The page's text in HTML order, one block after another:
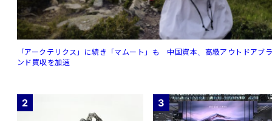
「アークテリクス」に続き「マムート」も 中国資本、高級アウトドアブ
ンド買収を加速
2 3